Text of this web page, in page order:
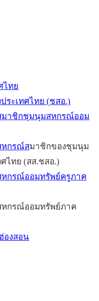
ไทย
ะเทศไทย (ชสอ.)
มาชิกชุมนุมสหกรณ์ออม
หกรณ์สมาชิกของชุมนุม
ไทย (สส.ชสอ.)
กรณ์ออมทรัพย์ครูภาค
หกรณ์ออมทรัพย์ภาค
องสอน